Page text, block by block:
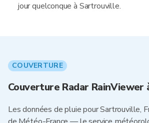
jour quelconque à Sartrouville.
COUVERTURE
Couverture Radar
Les données de pluie pour Sartrouville,